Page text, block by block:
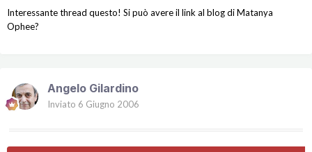
Interessante thread questo! Si può avere il link al blog di Matanya
Ophee?
Angelo Gilardino
Inviato 6 Giugno 2006